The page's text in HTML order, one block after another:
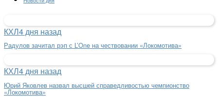
КХЛ4 дня назад
Радулов зачитал рэп с L’One на чествовании «Локомотива»
КХЛ4 дня назад
Юрий Яковлев назвал высшей справедливостью чемпионство
«Локомотива»